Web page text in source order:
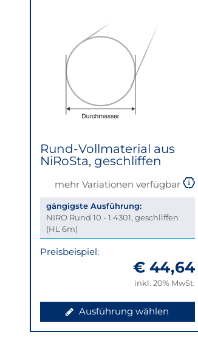
Rund-Vollmaterial aus
NiRoSta, geschliffen
mehr Variationen verfügbar
gängigste Ausführung:
NIRO Rund 10 - 1.4301, geschliffen
(HL 6m)
Preisbeispiel:
€ 44,64
inkl. 20% MwSt.
Ausführung wählen